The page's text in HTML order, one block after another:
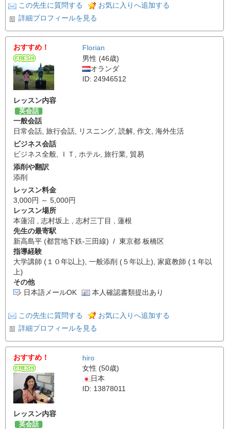
この先生に質問する
お気に入りへ追加する
詳細プロフィールを見る
おすすめ！
Florian
男性 (46歳)
オランダ
ID: 24946512
レッスン内容
英会話
一般会話
日常会話 旅行会話 リスニング 読解 作文 海外生活
ビジネス会話
ビジネス全般
ＩＴ ホテル 旅行業 貿易
添削や翻訳
添削
レッスン料金
3,000円 ～ 5,000円
レッスン場所
本蓮沼 , 志村坂上 , 志村三丁目 , 蓮根
先生の最寄駅
新高島平 (都営地下鉄-三田線) / 東京都 板橋区
指導経験
大学講師 (１０年以上), 一般添削 (５年以上), 家庭教師 (１年以
上)
その他
日本語メールOK
本人確認書類提出あり
この先生に質問する
お気に入りへ追加する
詳細プロフィールを見る
おすすめ！
hiro
女性 (50歳)
日本
ID: 13878011
レッスン内容
英会話